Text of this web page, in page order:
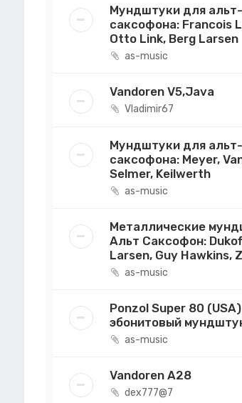
Мундштуки для альт-
саксофона: Francois
Otto Link, Berg Larsen
as-music
Vandoren V5,Java
Vladimir67
Мундштуки для альт-
саксофона: Meyer,
Selmer, Keilwerth
as-music
Металлические
Альт Саксофон:
Larsen, Guy Hawkins,
as-music
Ponzol Super 80
эбонитовый
as-music
Vandoren A28
dex777@7